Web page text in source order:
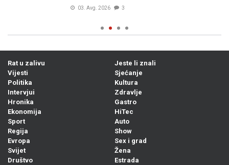
Rat u zalivu
Vijesti
Politika
Intervjui
Hronika
Ekonomija
Sport
Regija
Evropa
Svijet
Društvo
Jeste li znali
Sjećanje
Kultura
Zdravlje
Gastro
HiTec
Auto
Show
Sex i grad
Žena
Estrada